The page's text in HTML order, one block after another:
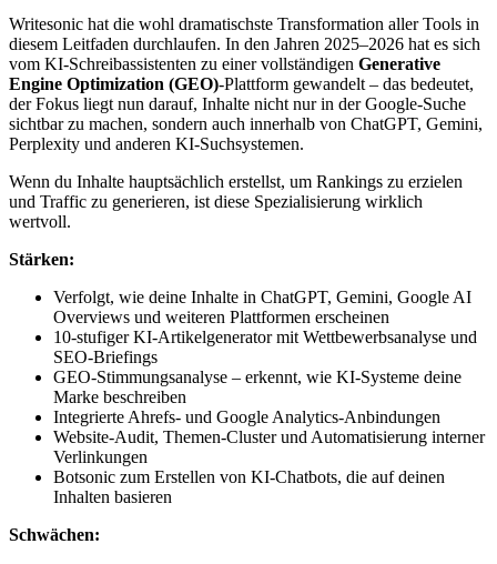
Writesonic hat die wohl dramatischste Transformation aller Tools in
diesem Leitfaden durchlaufen. In den Jahren 2025–2026 hat es sich
vom KI-Schreibassistenten zu einer vollständigen Generative
Engine Optimization (GEO)-Plattform gewandelt – das bedeutet,
der Fokus liegt nun darauf, Inhalte nicht nur in der Google-Suche
sichtbar zu machen, sondern auch innerhalb von ChatGPT, Gemini,
Perplexity und anderen KI-Suchsystemen.
Wenn du Inhalte hauptsächlich erstellst, um Rankings zu erzielen
und Traffic zu generieren, ist diese Spezialisierung wirklich
wertvoll.
Stärken:
Verfolgt, wie deine Inhalte in ChatGPT, Gemini, Google AI
Overviews und weiteren Plattformen erscheinen
10-stufiger KI-Artikelgenerator mit Wettbewerbsanalyse und
SEO-Briefings
GEO-Stimmungsanalyse – erkennt, wie KI-Systeme deine
Marke beschreiben
Integrierte Ahrefs- und Google Analytics-Anbindungen
Website-Audit, Themen-Cluster und Automatisierung interner
Verlinkungen
Botsonic zum Erstellen von KI-Chatbots, die auf deinen
Inhalten basieren
Schwächen: